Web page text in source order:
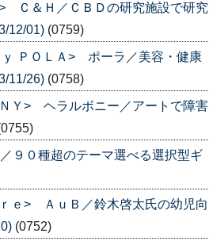
Ｃ＆Ｈ／ＣＢＤの研究施設で研究
12/01) (0759)
ＰＯＬＡ> ポーラ／美容・健康
11/26) (0758)
Ｙ> ヘラルボニー／アートで障害
９０種超のテーマ選べる選択型ギ
ｅ> ＡｕＢ／鈴木啓太氏の幼児向
(0752)